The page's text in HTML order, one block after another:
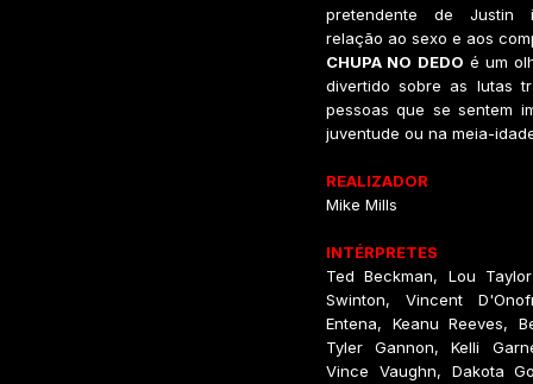
pretendente de Justin
relação ao sexo e aos
CHUPA NO DEDO é um
divertido sobre as lutas
pessoas que se sentem
juventude ou na meia-
REALIZADOR
Mike Mills
INTÉRPRETES
Ted Beckman, Lou
Swinton, Vincent
Entena, Keanu Reeves,
Tyler Gannon, Kelli
Vince Vaughn, Dakota